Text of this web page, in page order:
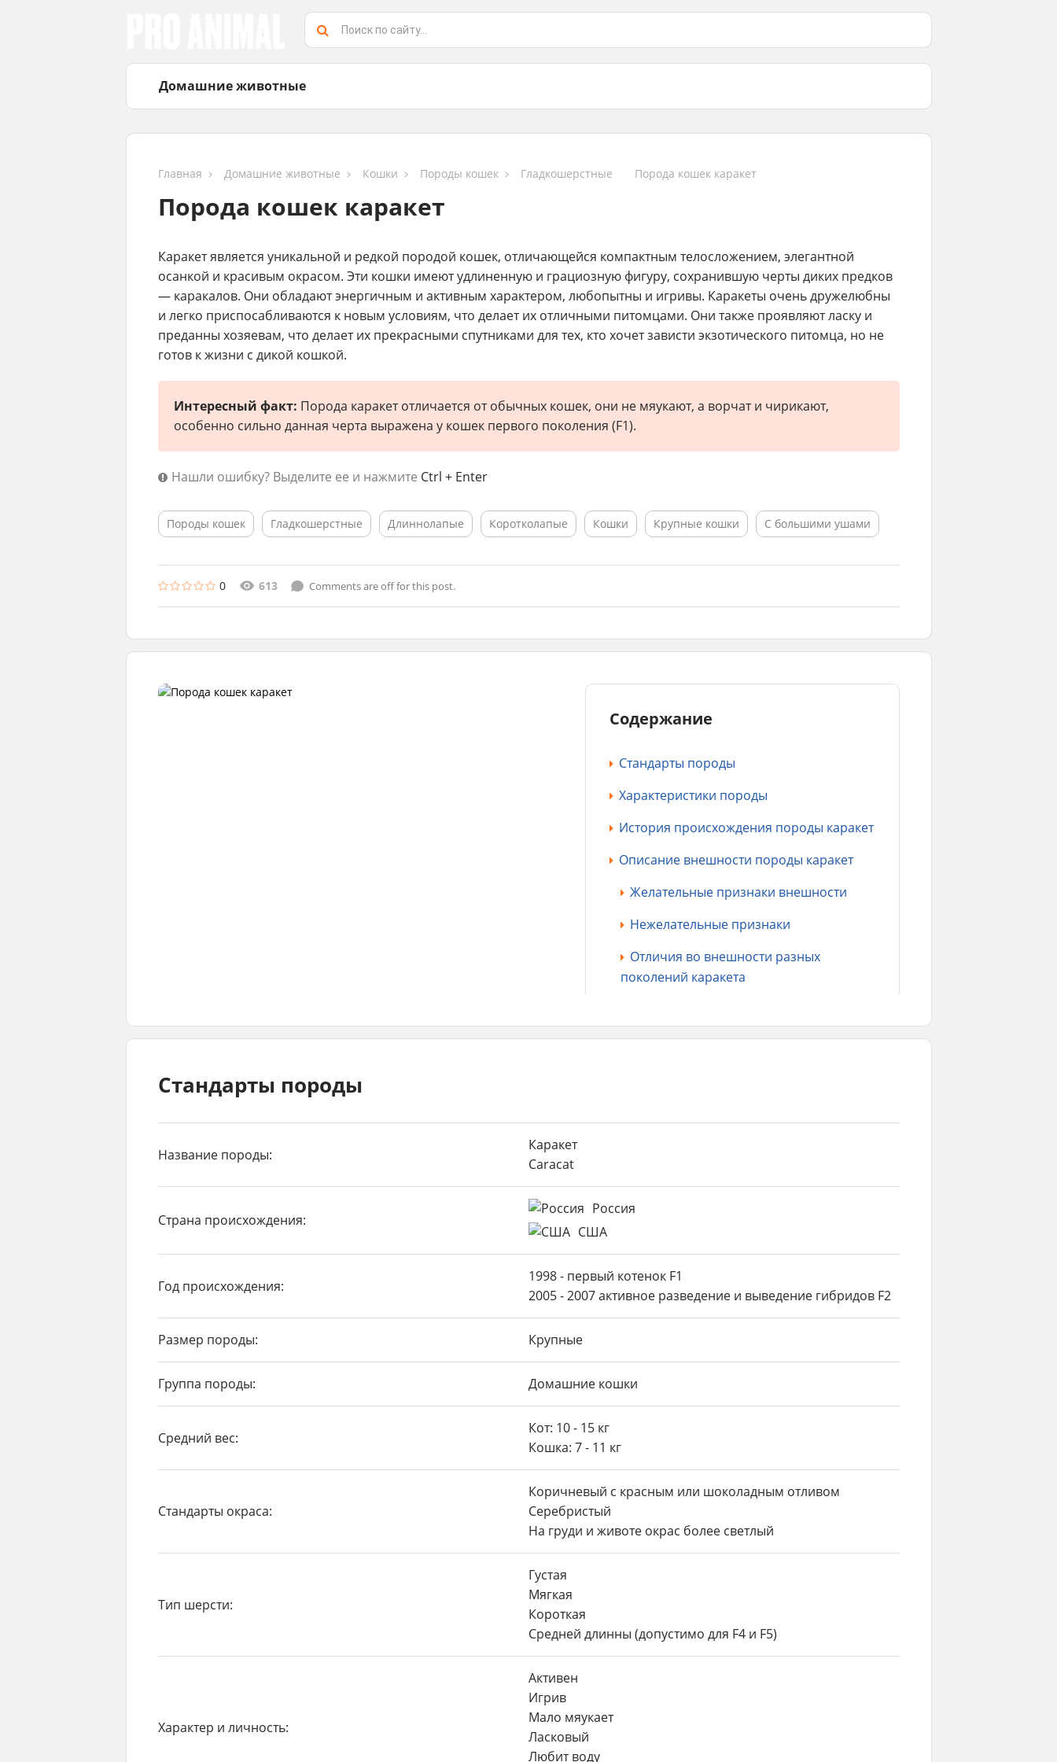
Домашние животные
Главная Домашние животные Кошки Породы кошек Гладкошерстные Порода кошек каракет
Порода кошек каракет
Каракет является уникальной и редкой породой кошек, отличающейся компактным телосложением, элегантной
осанкой и красивым окрасом. Эти кошки имеют удлиненную и грациозную фигуру, сохранившую черты диких предков
— каракалов. Они обладают энергичным и активным характером, любопытны и игривы. Каракеты очень дружелюбны
и легко приспосабливаются к новым условиям, что делает их отличными питомцами. Они также проявляют ласку и
преданны хозяевам, что делает их прекрасными спутниками для тех, кто хочет зависти экзотического питомца, но не
готов к жизни с дикой кошкой.
Интересный факт: Порода каракет отличается от обычных кошек, они не мяукают, а ворчат и чирикают,
особенно сильно данная черта выражена у кошек первого поколения (F1).
Нашли ошибку? Выделите ее и нажмите Ctrl + Enter
Породы кошек Гладкошерстные Длиннолапые Коротколапые Кошки Крупные кошки С большими ушами
0из 613 Comments are off for this post.
Содержание
Стандарты породы
Характеристики породы
История происхождения породы каракет
Описание внешности породы каракет
Желательные признаки внешности
Нежелательные признаки
Отличия во внешности разных
поколений каракета
Здоровье и болезни
Дружелюбие к детям и домашним
Как выбрать котенка породы каракет
Цены на котят породы каракет
Плюсы и минусы кошек каракет
Видео о породе кошек каракет
Стандарты породы
Название породы:
Каракет
Caracat
Страна происхождения:
Россия
США
Год происхождения:
1998 - первый котенок F1
2005 - 2007 активное разведение и выведение гибридов F2
Размер породы: Крупные
Группа породы: Домашние кошки
Средний вес:
Кот: 10 - 15 кг
Кошка: 7 - 11 кг
Стандарты окраса:
Коричневый с красным или шоколадным отливом
Серебристый
На груди и животе окрас более светлый
Тип шерсти:
Густая
Мягкая
Короткая
Средней длинны (допустимо для F4 и F5)
Характер и личность:
Активен
Игрив
Мало мяукает
Ласковый
Любит воду